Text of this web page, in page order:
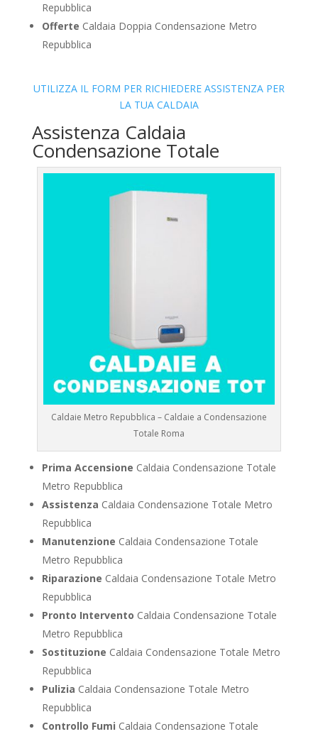
Repubblica
Offerte Caldaia Doppia Condensazione Metro
Repubblica
UTILIZZA IL FORM PER RICHIEDERE ASSISTENZA PER
LA TUA CALDAIA
Assistenza Caldaia
Condensazione Totale
Caldaie Metro Repubblica – Caldaie a Condensazione
Totale Roma
Prima Accensione Caldaia Condensazione Totale
Metro Repubblica
Assistenza Caldaia Condensazione Totale Metro
Repubblica
Manutenzione Caldaia Condensazione Totale
Metro Repubblica
Riparazione Caldaia Condensazione Totale Metro
Repubblica
Pronto Intervento Caldaia Condensazione Totale
Metro Repubblica
Sostituzione Caldaia Condensazione Totale Metro
Repubblica
Pulizia Caldaia Condensazione Totale Metro
Repubblica
Controllo Fumi Caldaia Condensazione Totale